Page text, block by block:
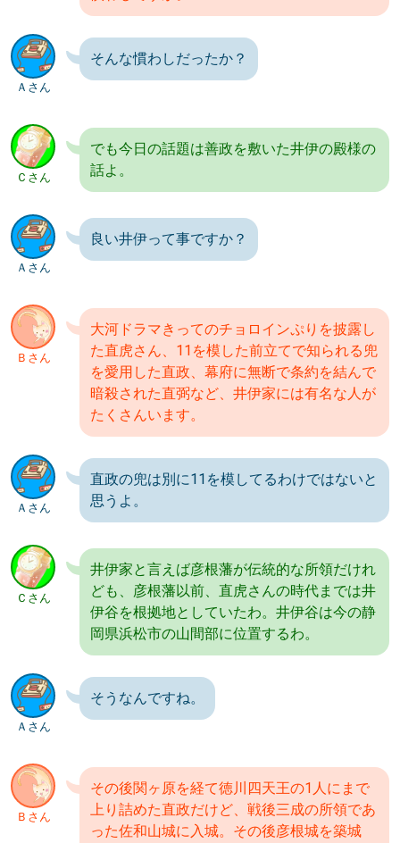
Ａさん
そんな慣わしだったか？
Ｃさん
でも今日の話題は善政を敷いた井伊の殿様の
話よ。
Ａさん
良い井伊って事ですか？
Ｂさん
大河ドラマきってのチョロインぷりを披露し
た直虎さん、11を模した前立てで知られる兜
を愛用した直政、幕府に無断で条約を結んで
暗殺された直弼など、井伊家には有名な人が
たくさんいます。
Ａさん
直政の兜は別に11を模してるわけではないと
思うよ。
Ｃさん
井伊家と言えば彦根藩が伝統的な所領だけれ
ども、彦根藩以前、直虎さんの時代までは井
伊谷を根拠地としていたわ。井伊谷は今の静
岡県浜松市の山間部に位置するわ。
Ａさん
そうなんですね。
Ｂさん
その後関ヶ原を経て徳川四天王の1人にまで
上り詰めた直政だけど、戦後三成の所領であ
った佐和山城に入城。その後彦根城を築城